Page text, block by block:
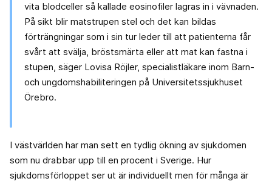
vita blodceller så kallade eosinofiler lagras in i vävnaden.
På sikt blir matstrupen stel och det kan bildas
förträngningar som i sin tur leder till att patienterna får
svårt att svälja, bröstsmärta eller att mat kan fastna i
stupen, säger Lovisa Röjler, specialistläkare inom Barn-
och ungdomshabiliteringen på Universitetssjukhuset
Örebro.
I västvärlden har man sett en tydlig ökning av sjukdomen
som nu drabbar upp till en procent i Sverige. Hur
sjukdomsförloppet ser ut är individuellt men för många är